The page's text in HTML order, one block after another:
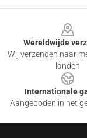
Wereldwijde
Wij verzenden naar
landen
Internationale
Aangeboden in het